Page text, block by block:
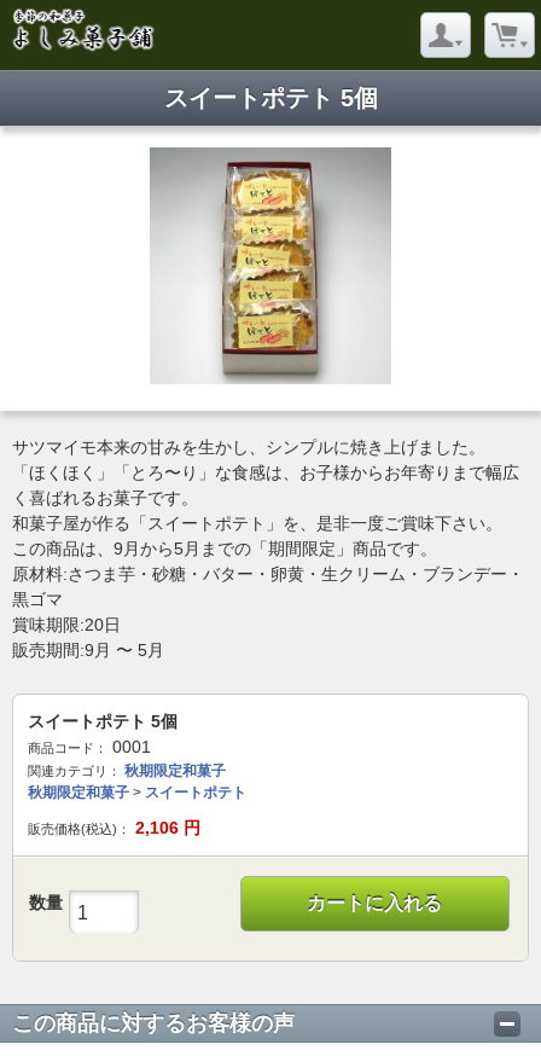
スイートポテト 5個
サツマイモ本来の甘みを生かし、シンプルに焼き上げました。
「ほくほく」「とろ〜り」な食感は、お子様からお年寄りまで幅広
く喜ばれるお菓子です。
和菓子屋が作る「スイートポテト」を、是非一度ご賞味下さい。
この商品は、9月から5月までの「期間限定」商品です。
原材料:さつま芋・砂糖・バター・卵黄・生クリーム・ブランデー・
黒ゴマ
賞味期限:20日
販売期間:9月 〜 5月
スイートポテト 5個
商品コード： 0001
関連カテゴリ：
秋期限定和菓子
秋期限定和菓子 > スイートポテト
販売価格(税込)： 2,106 円
数量 カートに入れる
この商品に対するお客様の声